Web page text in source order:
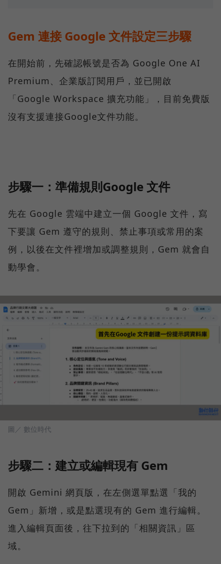
Gem 連接 Google 文件設定三步驟
在開始前，先確認帳號是否為 Google One AI
Premium、企業版訂閱用戶，並已開啟
「Google Workspace 擴充功能」，目前免費版
沒有支援連接Google文件功能。
步驟一：準備規則Google 文件
先在 Google 雲端中建立一個 Google 文件，寫
下要讓 Gem 遵守的規則、禁止事項或常用的案
例，以後在文件裡增加或調整規則，Gem 就會自
動學會。
圖／ 數位時代
步驟二：建立或編輯現有 Gem
開啟 Gemini 網頁版，在左側選單點選「我的
Gem」新增，或是點選現有的 Gem 進行編輯。
進入編輯頁面後，往下拉到的「相關資訊」區
域。